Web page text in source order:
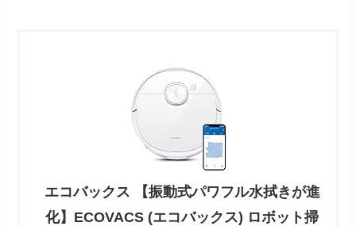
エコバックス 【振動式パワフル水拭きが進
化】ECOVACS (エコバックス) ロボット掃